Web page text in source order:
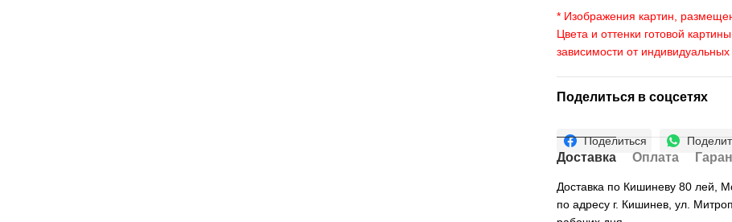
* Изображения картин,
Цвета и оттенки готовой
зависимости от
Поделиться в соцсетях
Поделиться
Доставка Оплата
Доставка по Кишиневу 80 лей,
по адресу г. Кишинев, ул.